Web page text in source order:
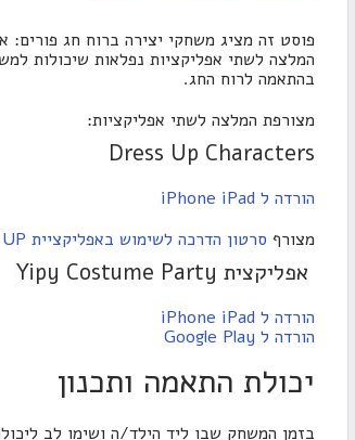
פוסט זה מציג משחקי יצירה ברוח חג פורים:
המלצה לשתי אפליקציות נפלאות שיכולות
בהתאמה לרוח החג.
מצורפת המלצה לשתי אפליקציות:
Dress Up Characters
הורדה ל iPhone iPad
מצורף סרטון הדרכה לשימוש באפליקציית DRESS UP
אפליקצית Yipy Costume Party
הורדה ל iPhone iPad
הורדה ל Google Play
יכולת התאמה ותכנון
בזמן המשחק שבו ליד הילד/ה ושימו לב